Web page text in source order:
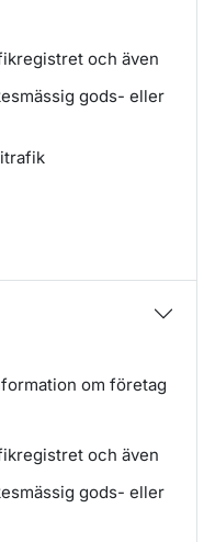
och även
gods- eller
om företag
och även
gods- eller